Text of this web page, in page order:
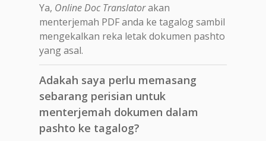
Ya, Online Doc Translatorakan
menterjemah PDF anda ke tagalog sambil
mengekalkan reka letak dokumen pashto
yang asal.
Adakah saya perlu memasang
sebarang perisian untuk
menterjemah dokumen dalam
pashto ke tagalog?